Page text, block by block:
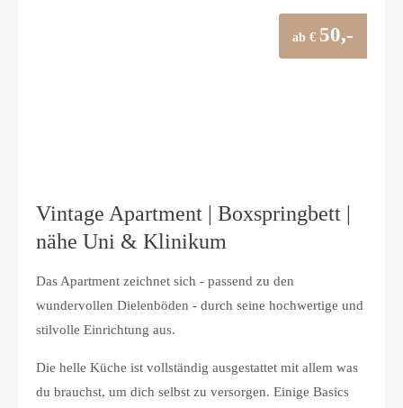
ab € 50,-
Vintage Apartment | Boxspringbett |
nähe Uni & Klinikum
Das Apartment zeichnet sich - passend zu den
wundervollen Dielenböden - durch seine hochwertige und
stilvolle Einrichtung aus.
Die helle Küche ist vollständig ausgestattet mit allem was
du brauchst, um dich selbst zu versorgen. Einige Basics